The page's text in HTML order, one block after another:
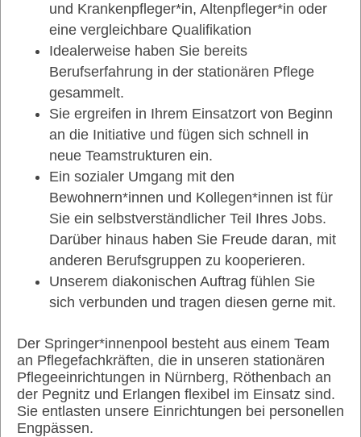
und Krankenpfleger*in, Altenpfleger*in oder
eine vergleichbare Qualifikation
Idealerweise haben Sie bereits
Berufserfahrung in der stationären Pflege
gesammelt.
Sie ergreifen in Ihrem Einsatzort von Beginn
an die Initiative und fügen sich schnell in
neue Teamstrukturen ein.
Ein sozialer Umgang mit den
Bewohnern*innen und Kollegen*innen ist für
Sie ein selbstverständlicher Teil Ihres Jobs.
Darüber hinaus haben Sie Freude daran, mit
anderen Berufsgruppen zu kooperieren.
Unserem diakonischen Auftrag fühlen Sie
sich verbunden und tragen diesen gerne mit.
Der Springer*innenpool besteht aus einem Team
an Pflegefachkräften, die in unseren stationären
Pflegeeinrichtungen in Nürnberg, Röthenbach an
der Pegnitz und Erlangen flexibel im Einsatz sind.
Sie entlasten unsere Einrichtungen bei personellen
Engpässen.